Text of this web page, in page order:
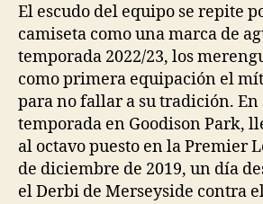
El escudo del equipo se repite
camiseta como una marca de
temporada 2022/23, los
como primera equipación el
para no fallar a su tradición.
temporada en Goodison Park,
al octavo puesto en la Premier
de diciembre de 2019, un día
el Derbi de Merseyside contra